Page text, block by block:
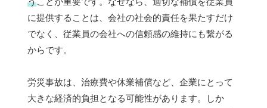
に提供することは、会社の社会的責任を果たすだけ
でなく、従業員の会社への信頼感の維持にも繋がる
からです。
労災事故は、治療費や休業補償など、企業にとって
大きな経済的負担となる可能性があります。しか